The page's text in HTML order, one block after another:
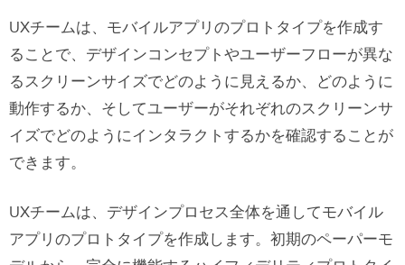
アイデアのテストと検証
ユーザビリティスタディ
ステークホルダーへのプレゼンテーショ
モバイルアプリのプロトタイプの種類
ローフィデリティプロトタイプ
ハイフィデリティ（High-Fidelity）プロト
UXチームは、モバイルアプリのプロトタイプを作成す
ることで、デザインコンセプトやユーザーフローが異な
るスクリーンサイズでどのように見えるか、どのように
動作するか、そしてユーザーがそれぞれのスクリーンサ
イズでどのようにインタラクトするかを確認することが
できます。
UXチームは、デザインプロセス全体を通してモバイル
アプリのプロトタイプを作成します。初期のペーパーモ